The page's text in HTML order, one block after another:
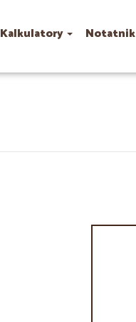
Kalkulatory Notatnik